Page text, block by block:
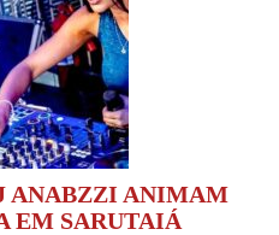
ANABZZI ANIMAM
EM SARUTAIÁ